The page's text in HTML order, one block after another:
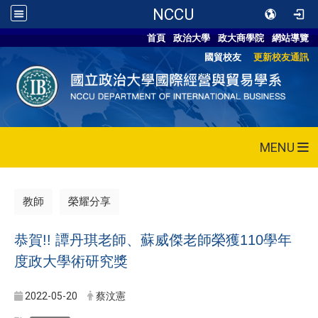
NCCU
首頁 政治大學 政大商學院
網站導覽
國貿校友
更新校友通訊
MENU
教師 榮耀分享
恭賀!! 譚丹琪老師、蘇威傑老師榮獲110學年
度政大學術研究獎
2022-05-20 蔡汶憲